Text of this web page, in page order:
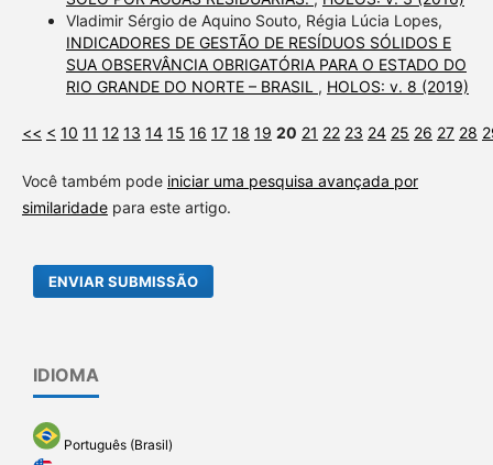
Vladimir Sérgio de Aquino Souto, Régia Lúcia Lopes,
INDICADORES DE GESTÃO DE RESÍDUOS SÓLIDOS E
SUA OBSERVÂNCIA OBRIGATÓRIA PARA O ESTADO DO
RIO GRANDE DO NORTE – BRASIL , HOLOS: v. 8 (2019)
<< < 10 11 12 13 14 15 16 17 18 19 20 21 22 23 24 25 26 27 28
Você também pode iniciar uma pesquisa avançada por
similaridadepara este artigo.
ENVIAR SUBMISSÃO
IDIOMA
Português (Brasil)